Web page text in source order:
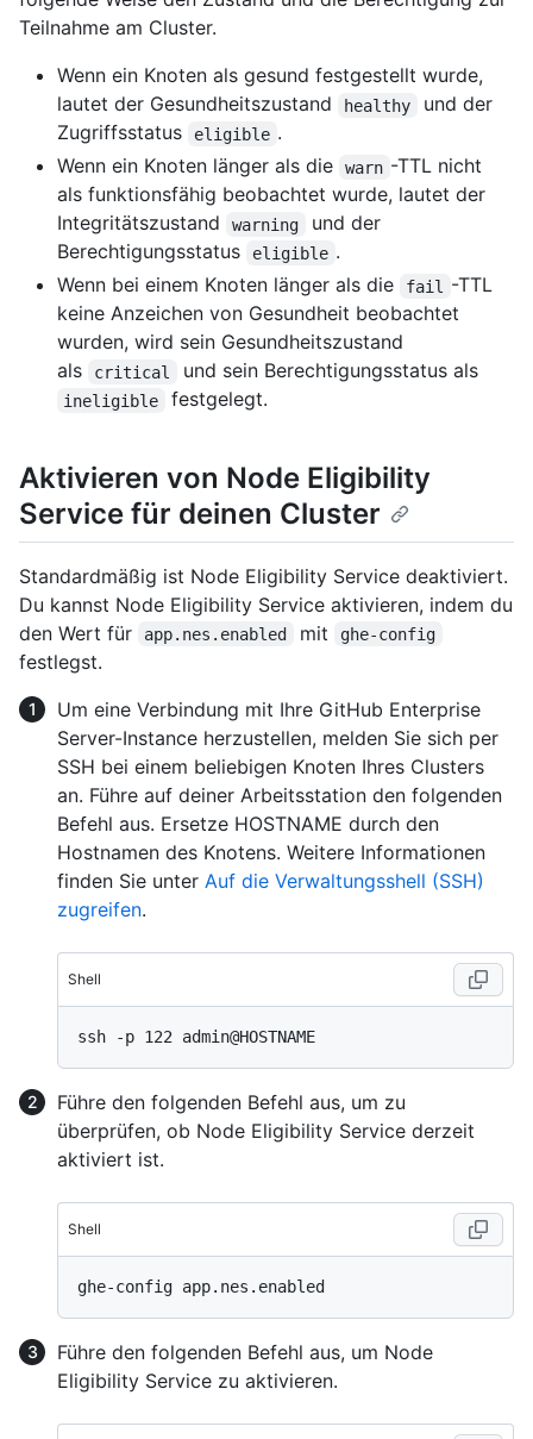
Teilnahme am Cluster.
Wenn ein Knoten als gesund festgestellt wurde,
lautet der Gesundheitszustand
healthy
und der
Zugriffsstatus
eligible .
Wenn ein Knoten länger als die
warn -TTL nicht
als funktionsfähig beobachtet wurde, lautet der
Integritätszustand
warning
und der
Berechtigungsstatus
eligible .
Wenn bei einem Knoten länger als die
fail
-TTL
keine Anzeichen von Gesundheit beobachtet
wurden, wird sein Gesundheitszustand
als
critical und sein Berechtigungsstatus als
ineligible festgelegt.
Aktivieren von Node Eligibility
Service für deinen Cluster
Standardmäßig ist Node Eligibility Service deaktiviert.
Du kannst Node Eligibility Service aktivieren, indem du
den Wert für
app.nes.enabled mit ghe-config
festlegst.
Um eine Verbindung mit Ihre GitHub Enterprise
Server-Instance herzustellen, melden Sie sich per
SSH bei einem beliebigen Knoten Ihres Clusters
an. Führe auf deiner Arbeitsstation den folgenden
Befehl aus. Ersetze HOSTNAME durch den
Hostnamen des Knotens. Weitere Informationen
finden Sie unter Auf die Verwaltungsshell (SSH)
zugreifen.
Shell
Führe den folgenden Befehl aus, um zu
überprüfen, ob Node Eligibility Service derzeit
aktiviert ist.
Shell
Führe den folgenden Befehl aus, um Node
Eligibility Service zu aktivieren.